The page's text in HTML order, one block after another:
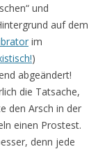
und
auf dem
im
)
abgeändert!
die Tatsache,
den Arsch in der
einen Prostest.
denn jede